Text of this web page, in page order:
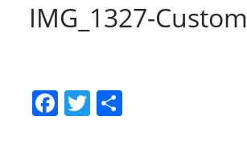
IMG_1327-Custom
F T